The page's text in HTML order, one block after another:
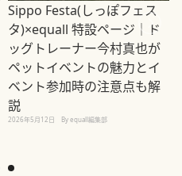
Sippo Festa(しっぽフェス
タ)×equall 特設ページ｜ド
ッグトレーナー今村真也が
ペットイベントの魅力とイ
ベント参加時の注意点も解
説
2026年5月12日 By equall編集部